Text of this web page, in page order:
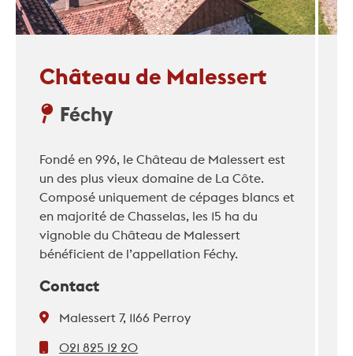
Château de Malessert
Féchy
Fondé en 996, le Château de Malessert est
un des plus vieux domaine de La Côte.
Composé uniquement de cépages blancs et
en majorité de Chasselas, les 15 ha du
vignoble du Château de Malessert
bénéficient de l’appellation Féchy.
Contact
Malessert 7, 1166 Perroy
021 825 12 20